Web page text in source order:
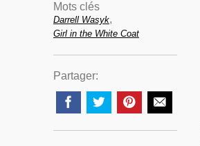
Mots clés
Darrell Wasyk,
Girl in the White Coat
Partager: